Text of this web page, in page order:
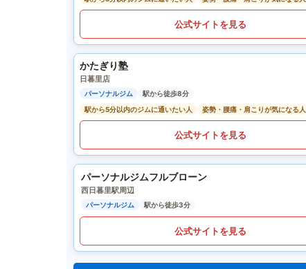
公式サイトを見る
かたぎり塾
日暮里店
パーソナルジム
駅から徒歩8分
駅から5分以内のジムに通いたい人
姿勢・腰痛・肩こりが気になる人
公式サイトを見る
パーソナルジムフルブローン
西日暮里駅周辺
パーソナルジム 駅から徒歩3分
公式サイトを見る